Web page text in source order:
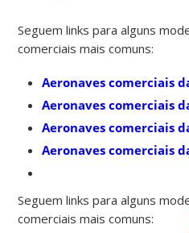
Seguem links para alguns
comerciais mais comuns:
Aeronaves comerciais
Aeronaves comerciais
Aeronaves comerciais
Aeronaves comerciais
Seguem links para alguns
comerciais mais comuns: